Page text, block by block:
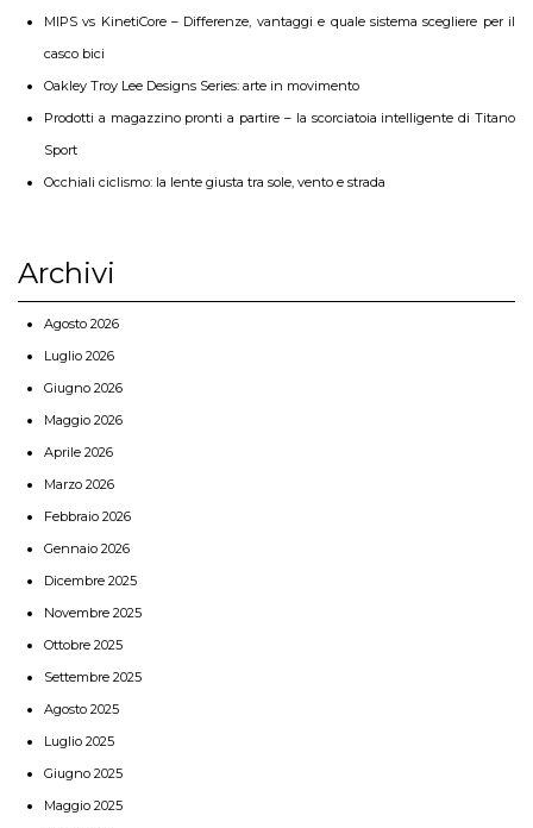
MIPS vs KinetiCore – Differenze, vantaggi e quale sistema scegliere per il
casco bici
Oakley Troy Lee Designs Series: arte in movimento
Prodotti a magazzino pronti a partire – la scorciatoia intelligente di Titano
Sport
Occhiali ciclismo: la lente giusta tra sole, vento e strada
Archivi
Agosto 2026
Luglio 2026
Giugno 2026
Maggio 2026
Aprile 2026
Marzo 2026
Febbraio 2026
Gennaio 2026
Dicembre 2025
Novembre 2025
Ottobre 2025
Settembre 2025
Agosto 2025
Luglio 2025
Giugno 2025
Maggio 2025